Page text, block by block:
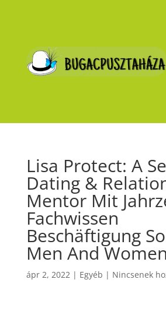
Lisa Protect: A
Dating &
Mentor Mit
Fachwissen
Beschäftigung
Men And Women
ápr 2, 2022| Egyéb | Nincsenek